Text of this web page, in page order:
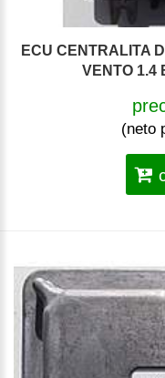
ECU CENTRALITA
VENTO 1.4
(neto